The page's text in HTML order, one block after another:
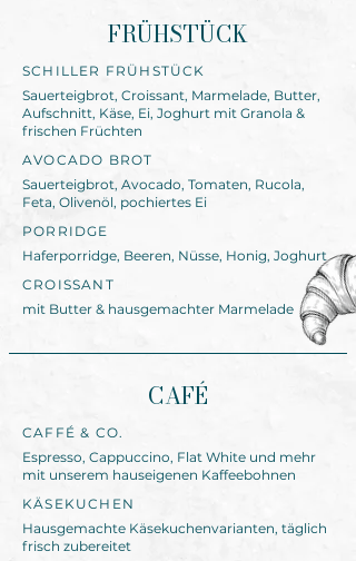
FRÜHSTÜCK
SCHILLER FRÜHSTÜCK
Sauerteigbrot, Croissant, Marmelade, Butter,
Aufschnitt, Käse, Ei, Joghurt mit Granola &
frischen Früchten
AVOCADO BROT
Sauerteigbrot, Avocado, Tomaten, Rucola,
Feta, Olivenöl, pochiertes Ei
PORRIDGE
Haferporridge, Beeren, Nüsse, Honig, Joghurt
CROISSANT
mit Butter & hausgemachter Marmelade
CAFÉ
CAFFÉ & CO.
Espresso, Cappuccino, Flat White und mehr
mit unserem hauseigenen Kaffeebohnen
KÄSEKUCHEN
Hausgemachte Käsekuchenvarianten, täglich
frisch zubereitet